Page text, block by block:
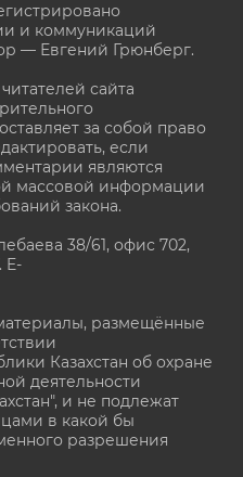
и коммуникаций
— Евгений Грюнберг.
сайта
за собой право
если
являются
массовой информации
закона.
38/61, офис 702,
E-
размещённые
Казахстан об охране
деятельности
и не подлежат
в какой бы
разрешения